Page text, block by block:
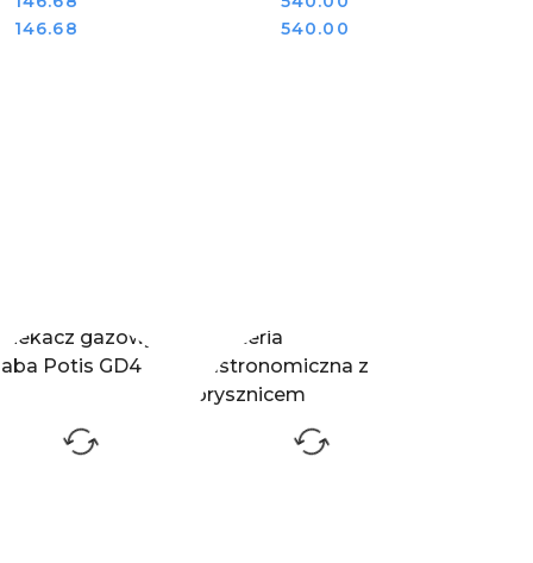
10 l Hendi 975015
Cena:
146.68
10010
Cena:
540.00